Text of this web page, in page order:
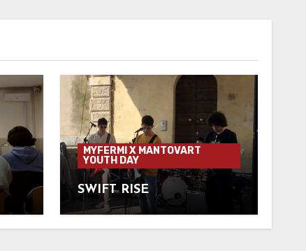
MYFERMI X MANTOVART
YOUTH DAY
SWIFT RISE